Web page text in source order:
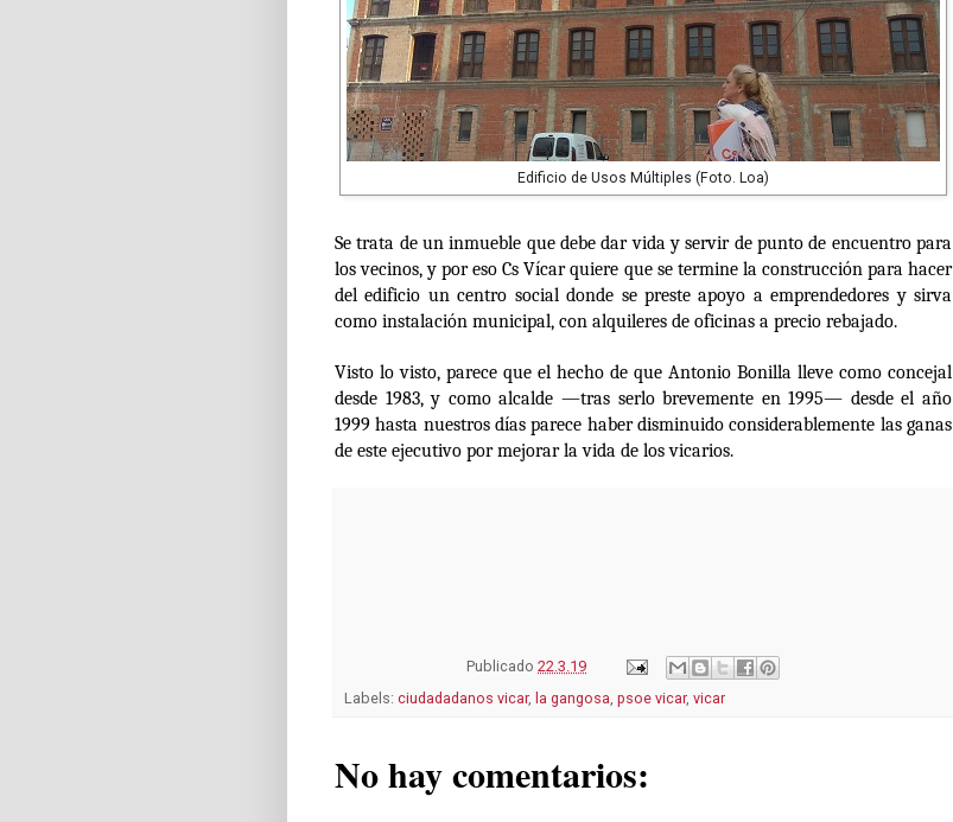
Edificio de Usos Múltiples (Foto. Loa)
Se trata de un inmueble que debe dar vida y servir de punto de encuentro para
los vecinos, y por eso Cs Vícar quiere que se termine la construcción para hacer
del edificio un centro social donde se preste apoyo a emprendedores y sirva
como instalación municipal, con alquileres de oficinas a precio rebajado.
Visto lo visto, parece que el hecho de que Antonio Bonilla lleve como concejal
desde 1983, y como alcalde —tras serlo brevemente en 1995— desde el año
1999 hasta nuestros días parece haber disminuido considerablemente las ganas
de este ejecutivo por mejorar la vida de los vicarios.
Publicado 22.3.19
Labels: ciudadadanos vicar, la gangosa psoe vicar, vicar
No hay comentarios: